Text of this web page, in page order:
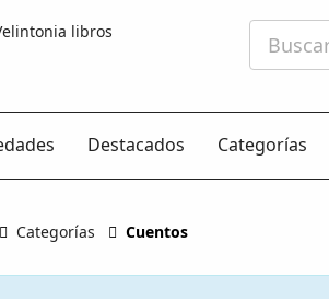
Destacados Categorías
Categorías Cuentos